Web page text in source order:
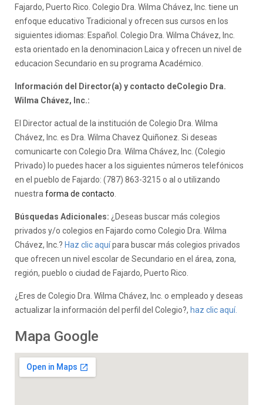
Fajardo, Puerto Rico. Colegio Dra. Wilma Chávez, Inc. tiene un
enfoque educativo Tradicional y ofrecen sus cursos en los
siguientes idiomas: Español. Colegio Dra. Wilma Chávez, Inc.
esta orientado en la denominacion Laica y ofrecen un nivel de
educacion Secundario en su programa Académico.
Información del Director(a) y contacto deColegio Dra.
Wilma Chávez, Inc.:
El Director actual de la institución de Colegio Dra. Wilma
Chávez, Inc. es Dra. Wilma Chavez Quiñonez. Si deseas
comunicarte con Colegio Dra. Wilma Chávez, Inc. (Colegio
Privado) lo puedes hacer a los siguientes números telefónicos
en el pueblo de Fajardo: (787) 863-3215 o al o utilizando
nuestra forma de contacto
Búsquedas Adicionales: ¿Deseas buscar más colegios
privados y/o colegios en Fajardo como Colegio Dra. Wilma
Chávez, Inc.? Haz clic aquípara buscar más colegios privados
que ofrecen un nivel escolar de Secundario en el área, zona,
región, pueblo o ciudad de Fajardo, Puerto Rico.
¿Eres de Colegio Dra. Wilma Chávez, Inc. o empleado y deseas
actualizar la información del perfil del Colegio?, haz clic aquí.
Mapa Google